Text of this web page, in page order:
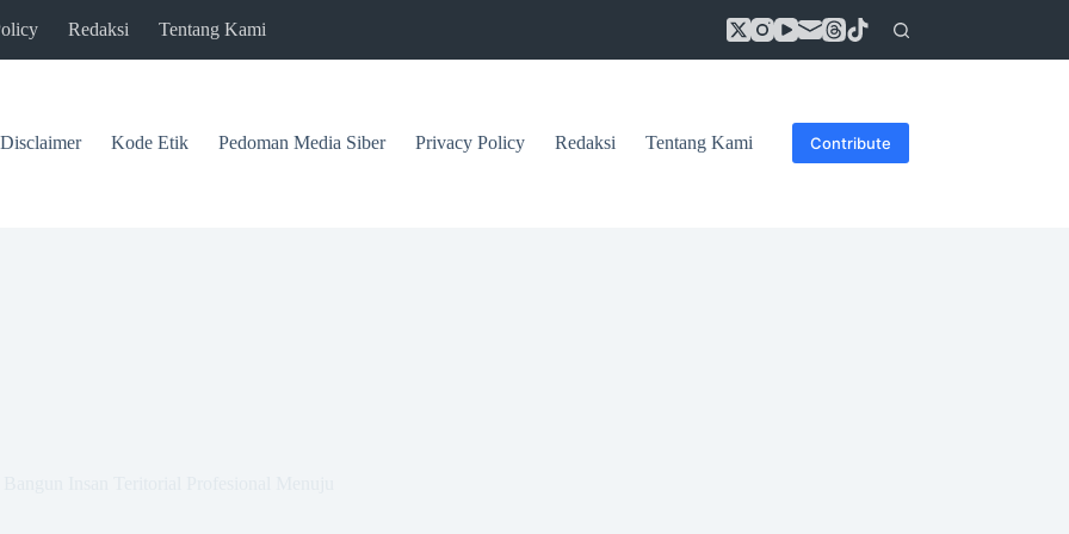
Redaksi Tentang Kami
Disclaimer Kode Etik Pedoman Media Siber Privacy Policy Redaksi Tentang Kami Contribute